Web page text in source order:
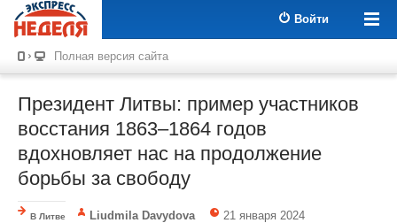
Войти
Полная версия сайта
Президент Литвы: пример участников
восстания 1863–1864 годов
вдохновляет нас на продолжение
борьбы за свободу
В Литве Liudmila Davydova 21 января 2024